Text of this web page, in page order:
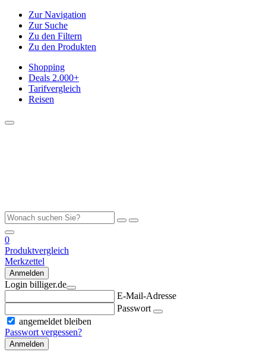
Zur Navigation
Zur Suche
Zu den Filtern
Zu den Produkten
Shopping
Deals 2.000+
Tarifvergleich
Reisen
0
Produktvergleich
Merkzettel
Anmelden
Login billiger.de
E-Mail-Adresse
Passwort
angemeldet bleiben
Passwort vergessen?
Anmelden